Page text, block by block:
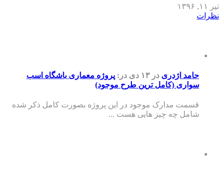
تیر ۱۱, ۱۳۹۶
نظرات
حامد اژدری در ۱۳ دی در: پروژه معماری باشگاه اسب
سواری (کامل ترین طرح موجود)
قسمت مدارک موجود در این پروژه بصورت کامل ذکر شده
شامل چه چیز هایی هست ...